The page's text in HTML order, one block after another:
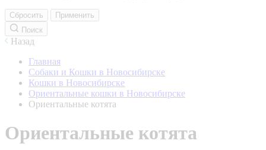
Сбросить
Применить
Поиск
Назад
Главная
Собаки и Кошки в Новосибирске
Кошки в Новосибирске
Ориентальные кошки в Новосибирске
Ориентальные котята
Ориентальные котята